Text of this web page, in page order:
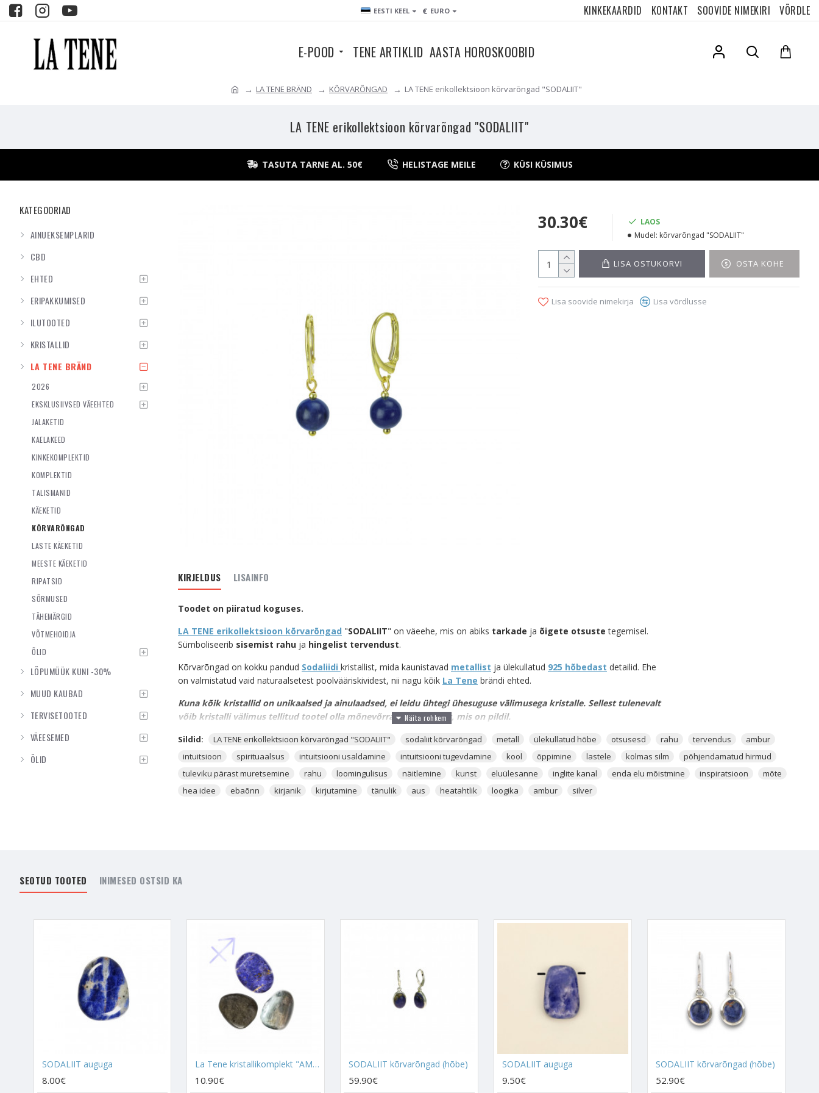
EESTI KEEL € EURO KINKEKAARDID KONTAKT SOOVIDE NIMEKIRI VÕRDLE
E-POOD TENE ARTIKLID AASTA HOROSKOOBID
LA TENE BRÄND KÕRVARÕNGAD LA TENE erikollektsioon kõrvarõngad "SODALIIT"
LA TENE erikollektsioon kõrvarõngad "SODALIIT"
TASUTA TARNE AL. 50€ HELISTAGE MEILE KÜSI KÜSIMUS
KATEGOORIAD
AINUEKSEMPLARID
CBD
EHTED
ERIPAKKUMISED
ILUTOOTED
KRISTALLID
LA TENE BRÄND
2026
EKSKLUSIIVSED VÄEEHTED
JALAKETID
KAELAKEED
KINKEKOMPLEKTID
KOMPLEKTID
TALISMANID
KÄEKETID
KÕRVARÕNGAD
LASTE KÄEKETID
MEESTE KÄEKETID
RIPATSID
SÕRMUSED
TÄHEMÄRGID
VÕTMEHOIDJA
ÕLID
LÕPUMÜÜK KUNI -30%
MUUD KAUBAD
TERVISETOOTED
VÄEESEMED
ÕLID
30.30€
LAOS
Mudel: kõrvarõngad "SODALIIT"
LISA OSTUKORVI OSTA KOHE
Lisa soovide nimekirja Lisa võrdlusse
KIRJELDUS LISAINFO
Toodet on piiratud koguses.
LA TENE erikollektsioon kõrvarõngad "SODALIIT" on väeehe, mis on abiks tarkade ja õigete otsuste tegemisel.
Sümboliseerib sisemist rahu ja hingelist tervendust.
Kõrvarõngad on kokku pandud Sodaliidi kristallist, mida kaunistavad metallist ja ülekullatud 925 hõbedast detailid. Ehe
on valmistatud vaid naturaalsetest poolvääriskividest, nii nagu kõik La Tene brändi ehted.
Kuna kõik kristallid on unikaalsed ja ainulaadsed, ei leidu ühtegi ühesuguse välimusega kristalle. Sellest tulenevalt
võib kristalli välimus tellitud tootel olla mõnevõrra erinev sellest, mis on pildil.
SODALIITon väga kauni väljanägemisega kristall, millele on omapärane sinine kuni tumesinine värvus. Selle sinise seest
jooksevad läbi erinevad valget värvi mustrid. Seesama valge osa selles kristallis on
Valge Kaltsiit. Sodaliidi seest võib leida
Sodaliit on üks põhilisi kristalle, mida peaks kindlasti iga kristalliarmastaja enda ellu tooma. Lisaks selle on ta üks parimaid
kristalle enda intuitsiooni tugevdamise alustamiseks, kuna sellel on oskus vahet teha õigel sisetundel ja hirmul. Sodaliit aitab
seda kaevandatakse ka
nad annavad omakorda veel huvitavama jõu, mõju ja müstilise energia meile või keskkonnale.
SODALIIDI maagiline mõju kõrvarõngastena:
- Sodaliit tervendabKolmanda Silma
Tšakrat, aidates sealt eemaldada ka väga tõsiseid energiablokaade, mis on seal juba
aastaid eksisteerinud. Seega, kui sa tunned, et sinu intuitsioon veab sind alt, sa ei suuda kuidagi leida seda "õiget" teed
spirituaalsemaks muutumiseks, pendeldamine ei tule kõige paremini välja või sul tulevad pidevalt valed vastused, siis
Sodaliit on sinu kristall. Mina soovitan kõigil alustada Sodaliidiga, kuna see aitab nende probleemide puhul.
sinu ülemisi Tšakraid, mis omakorda avavad tee unenägudeni ja Ingliteni. Sodaliit on igapäevaseks kandmiseks väga kasulik,
Sildid: LA TENE erikollektsioon kõrvarõngad "SODALIIT" sodaliit kõrvarõngad metall ülekullatud hõbe otsusesd rahu tervendus
ambur
intuitsioon
spirituaalsus intuitsiooni usaldamine intuitsiooni tugevdamine kool õppimine lastele kolmas silm
põhjendamatud hirmud
tuleviku pärast muretsemine
rahu loomingulisus näitlemine kunst eluülesanne inglite kanal enda elu mõistmine inspiratsioon
mõte
hea idee
ebaõnn kirjanik kirjutamine tänulik aus heatahtlik loogika ambur silver
SEOTUD TOOTED INIMESED OSTSID KA
SODALIIT auguga
8.00€
La Tene kristallikomplekt "AMBUR"
10.90€
SODALIIT kõrvarõngad (hõbe)
59.90€
SODALIIT auguga
9.50€
SODALIIT kõrvarõngad (hõbe)
52.90€